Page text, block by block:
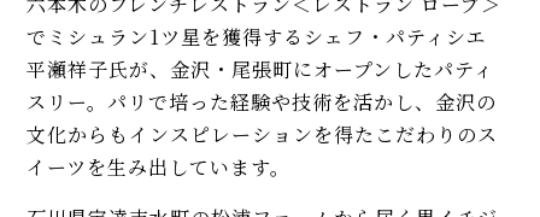
でミシュラン1ツ星を獲得するシェフ・パティシエ
平瀬祥子氏が、金沢・尾張町にオープンしたパティ
スリー。パリで培った経験や技術を活かし、金沢の
文化からもインスピレーションを得たこだわりのス
イーツを生み出しています。